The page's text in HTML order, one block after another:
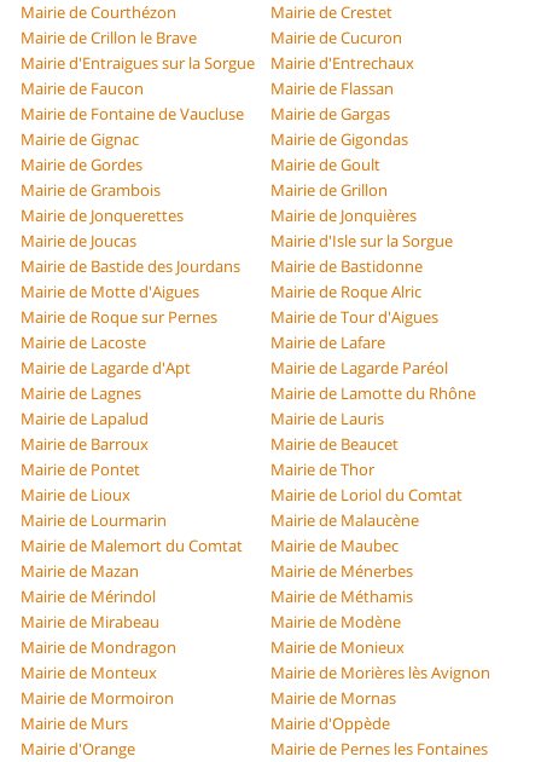
Mairie de Courthézon
Mairie de Crestet
Mairie de Crillon le Brave
Mairie de Cucuron
Mairie d'Entraigues sur la Sorgue
Mairie d'Entrechaux
Mairie de Faucon
Mairie de Flassan
Mairie de Fontaine de Vaucluse
Mairie de Gargas
Mairie de Gignac
Mairie de Gigondas
Mairie de Gordes
Mairie de Goult
Mairie de Grambois
Mairie de Grillon
Mairie de Jonquerettes
Mairie de Jonquières
Mairie de Joucas
Mairie d'Isle sur la Sorgue
Mairie de Bastide des Jourdans
Mairie de Bastidonne
Mairie de Motte d'Aigues
Mairie de Roque Alric
Mairie de Roque sur Pernes
Mairie de Tour d'Aigues
Mairie de Lacoste
Mairie de Lafare
Mairie de Lagarde d'Apt
Mairie de Lagarde Paréol
Mairie de Lagnes
Mairie de Lamotte du Rhône
Mairie de Lapalud
Mairie de Lauris
Mairie de Barroux
Mairie de Beaucet
Mairie de Pontet
Mairie de Thor
Mairie de Lioux
Mairie de Loriol du Comtat
Mairie de Lourmarin
Mairie de Malaucène
Mairie de Malemort du Comtat
Mairie de Maubec
Mairie de Mazan
Mairie de Ménerbes
Mairie de Mérindol
Mairie de Méthamis
Mairie de Mirabeau
Mairie de Modène
Mairie de Mondragon
Mairie de Monieux
Mairie de Monteux
Mairie de Morières lès Avignon
Mairie de Mormoiron
Mairie de Mornas
Mairie de Murs
Mairie d'Oppède
Mairie d'Orange
Mairie de Pernes les Fontaines